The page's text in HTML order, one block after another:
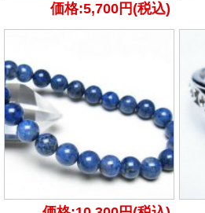
価格:5,700円(税込)